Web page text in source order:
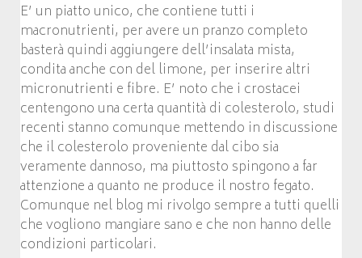
E’ un piatto unico, che contiene tutti i
macronutrienti, per avere un pranzo completo
basterà quindi aggiungere dell’insalata mista,
condita anche con del limone, per inserire altri
micronutrienti e fibre. E’ noto che i crostacei
centengono una certa quantità di colesterolo, studi
recenti stanno comunque mettendo in discussione
che il colesterolo proveniente dal cibo sia
veramente dannoso, ma piuttosto spingono a far
attenzione a quanto ne produce il nostro fegato.
Comunque nel blog mi rivolgo sempre a tutti quelli
che vogliono mangiare sano e che non hanno delle
condizioni particolari.